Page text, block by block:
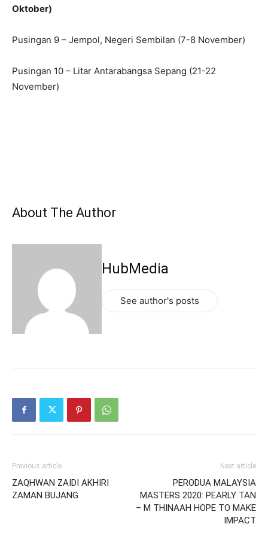
Oktober)
Pusingan 9 – Jempol, Negeri Sembilan (7-8 November)
Pusingan 10 – Litar Antarabangsa Sepang (21-22
November)
About The Author
HubMedia
See author's posts
Previous article
ZAQHWAN ZAIDI AKHIRI
ZAMAN BUJANG
Next article
PERODUA MALAYSIA
MASTERS 2020: PEARLY TAN
– M THINAAH HOPE TO MAKE
IMPACT